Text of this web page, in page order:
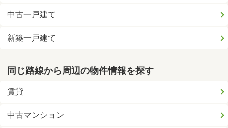
中古一戸建て
新築一戸建て
同じ路線から周辺の物件情報を探す
賃貸
中古マンション